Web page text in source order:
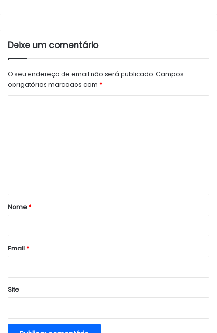
Deixe um comentário
O seu endereço de email não será publicado. Campos
obrigatórios marcados com *
r
*
Nome*
Email*
Site